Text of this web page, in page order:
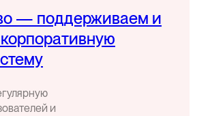
— поддерживаем и
и